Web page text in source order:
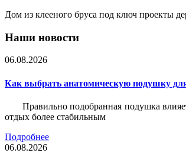
Дом из клееного бруса под ключ проекты
Наши новости
06.08.2026
Как выбрать анатомическую подушку
Правильно подобранная подушка
отдых более стабильным
Подробнее
06.08.2026